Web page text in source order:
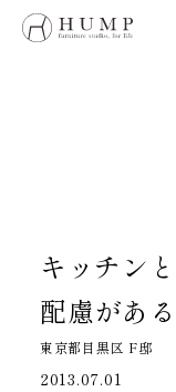
お問い合わせ
キッチン
配慮があ
東京都目黒区 F邸
2013.07.01